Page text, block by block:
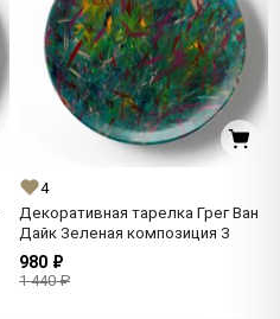
4
Декоративная тарелка Грег Ван
Дайк Зеленая композиция 3
980 ₽
1 440 ₽